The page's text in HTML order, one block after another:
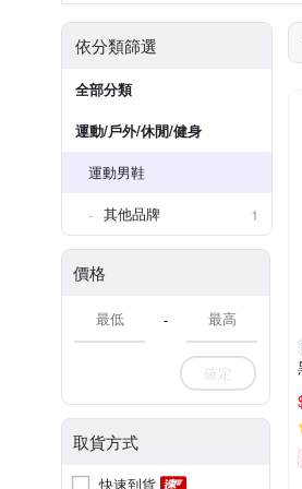
依分類篩選
全部分類
運動/戶外/休閒/健身
運動男鞋
其他品牌
1
價格
-
確定
取貨方式
快速到貨